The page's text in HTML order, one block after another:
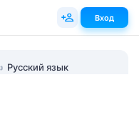
Русский язык
Вход